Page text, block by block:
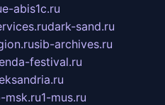
e-abis1c.ru
dark-sand.ru
sib-archives.ru
festival.ru
msk.ru1-mus.ru